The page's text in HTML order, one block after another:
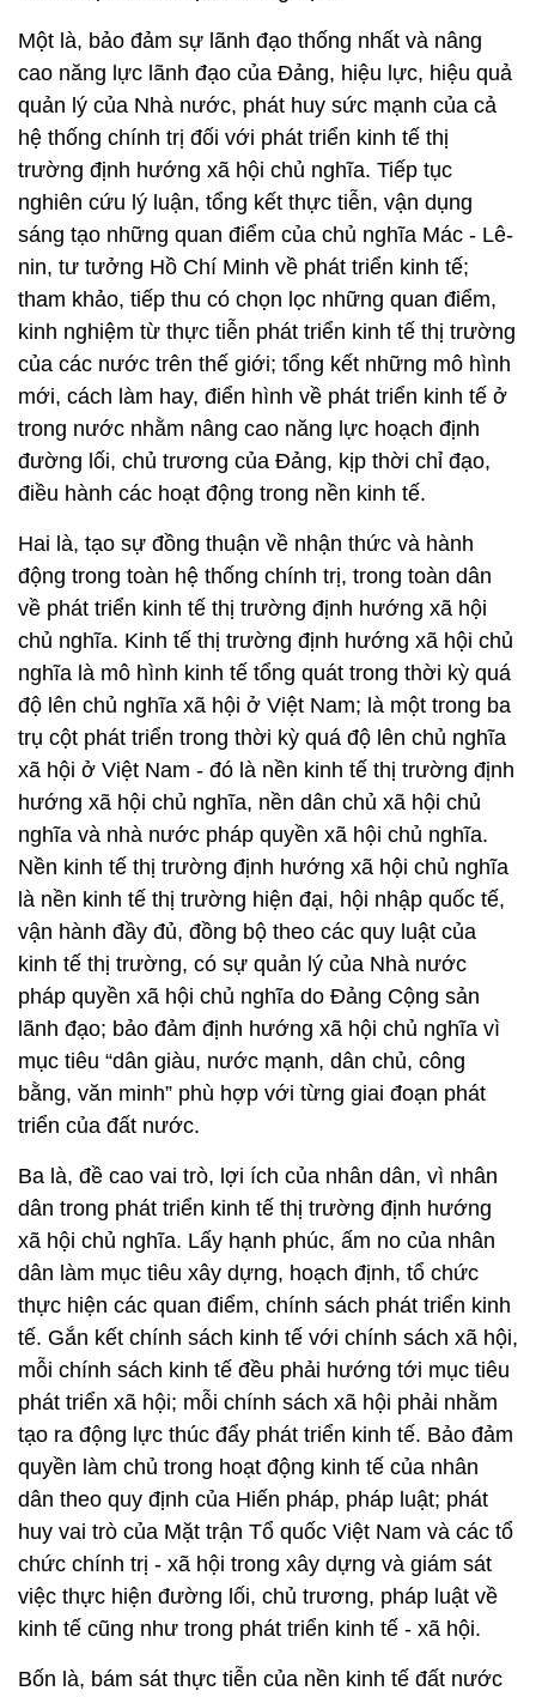
Một là, bảo đảm sự lãnh đạo thống nhất và nâng
cao năng lực lãnh đạo của Đảng, hiệu lực, hiệu quả
quản lý của Nhà nước, phát huy sức mạnh của cả
hệ thống chính trị đối với phát triển kinh tế thị
trường định hướng xã hội chủ nghĩa. Tiếp tục
nghiên cứu lý luận, tổng kết thực tiễn, vận dụng
sáng tạo những quan điểm của chủ nghĩa Mác - Lê-
nin, tư tưởng Hồ Chí Minh về phát triển kinh tế;
tham khảo, tiếp thu có chọn lọc những quan điểm,
kinh nghiệm từ thực tiễn phát triển kinh tế thị trường
của các nước trên thế giới; tổng kết những mô hình
mới, cách làm hay, điển hình về phát triển kinh tế ở
trong nước nhằm nâng cao năng lực hoạch định
đường lối, chủ trương của Đảng, kịp thời chỉ đạo,
điều hành các hoạt động trong nền kinh tế.
Hai là, tạo sự đồng thuận về nhận thức và hành
động trong toàn hệ thống chính trị, trong toàn dân
về phát triển kinh tế thị trường định hướng xã hội
chủ nghĩa. Kinh tế thị trường định hướng xã hội chủ
nghĩa là mô hình kinh tế tổng quát trong thời kỳ quá
độ lên chủ nghĩa xã hội ở Việt Nam; là một trong ba
trụ cột phát triển trong thời kỳ quá độ lên chủ nghĩa
xã hội ở Việt Nam - đó là nền kinh tế thị trường định
hướng xã hội chủ nghĩa, nền dân chủ xã hội chủ
nghĩa và nhà nước pháp quyền xã hội chủ nghĩa.
Nền kinh tế thị trường định hướng xã hội chủ nghĩa
là nền kinh tế thị trường hiện đại, hội nhập quốc tế,
vận hành đầy đủ, đồng bộ theo các quy luật của
kinh tế thị trường, có sự quản lý của Nhà nước
pháp quyền xã hội chủ nghĩa do Đảng Cộng sản
lãnh đạo; bảo đảm định hướng xã hội chủ nghĩa vì
mục tiêu “dân giàu, nước mạnh, dân chủ, công
bằng, văn minh” phù hợp với từng giai đoạn phát
triển của đất nước.
Ba là, đề cao vai trò, lợi ích của nhân dân, vì nhân
dân trong phát triển kinh tế thị trường định hướng
xã hội chủ nghĩa. Lấy hạnh phúc, ấm no của nhân
dân làm mục tiêu xây dựng, hoạch định, tổ chức
thực hiện các quan điểm, chính sách phát triển kinh
tế. Gắn kết chính sách kinh tế với chính sách xã hội,
mỗi chính sách kinh tế đều phải hướng tới mục tiêu
phát triển xã hội; mỗi chính sách xã hội phải nhằm
tạo ra động lực thúc đẩy phát triển kinh tế. Bảo đảm
quyền làm chủ trong hoạt động kinh tế của nhân
dân theo quy định của Hiến pháp, pháp luật; phát
huy vai trò của Mặt trận Tổ quốc Việt Nam và các tổ
chức chính trị - xã hội trong xây dựng và giám sát
việc thực hiện đường lối, chủ trương, pháp luật về
kinh tế cũng như trong phát triển kinh tế - xã hội.
Bốn là, bám sát thực tiễn của nền kinh tế đất nước